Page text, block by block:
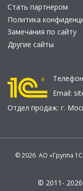
Стать партнером
Политика
Замечания по сайту
Другие сайты
Email:
Отдел продаж: г.
© 2026 АО «Группа
© 2011-